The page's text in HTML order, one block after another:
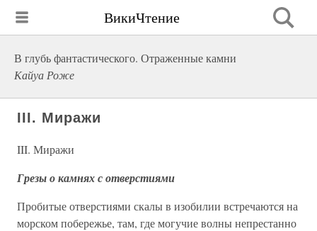
ВикиЧтение
В глубь фантастического. Отраженные камни
Кайуа Роже
III. Миражи
III. Миражи
Грезы о камнях с отверстиями
Пробитые отверстиями скалы в изобилии встречаются на
морском побережье, там, где могучие волны непрестанно